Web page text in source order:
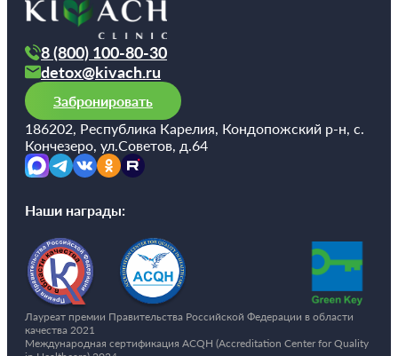
8 (800) 100-80-30
detox@kivach.ru
Забронировать
186202, Республика Карелия, Кондопожский р-н, с.
Кончезеро, ул.Советов, д.64
Наши награды:
Лауреат премии Правительства Российской Федерации в области
качества 2021
Международная сертификация ACQH (Accreditation Center for Quality